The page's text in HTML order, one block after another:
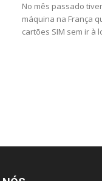
No mês passado
máquina na França
cartões SIM sem ir à